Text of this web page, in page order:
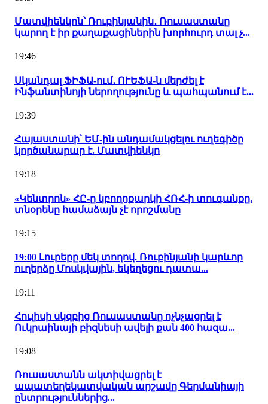
Մատվիենկոն՝ Ռուբինյանին․ Ռուսաստանը
կարող է իր քաղաքացիներին խորհուրդ տալ չ...
19:46
Սկանդալ ՖԻՖԱ-ում․ ՈՒԵՖԱ-ն մերժել է
Ինֆանտինոյի ներողությունը և պահպանում է...
19:39
Հայաստանի՝ ԵՄ-ին անդամակցելու ուղեգիծը
կործանարար է. Մատվիենկո
19:18
«Կենտրոն» ՀԸ-ը կբողոքարկի ՀՌՀ-ի տուգանքը.
տնօրենը համաձայն չէ որոշմանը
19:15
19:00 Լուրերը մեկ տողով. Ռուբինյանի կարևոր
ուղերձը Մոսկվային, եկեղեցու դատա...
19:11
Հուլիսի սկզբից Ռուսաստանը ոչնչացրել է
Ուկրաինայի բիզնեսի ավելի քան 400 հազա...
19:08
Ռուսաստանն ակտիվացրել է
ապատեղեկատվական արշավը Գերմանիայի
ընտրություններից...